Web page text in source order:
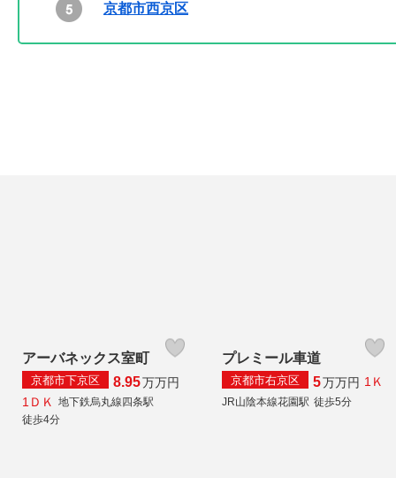
京都市西京区
アーバネックス室町
京都市下京区 8.95万万円
1ＤＫ
地下鉄烏丸線四条駅
徒歩4分
プレミール車道
京都市右京区 5万万円 1Ｋ
JR山陰本線花園駅 徒歩5分